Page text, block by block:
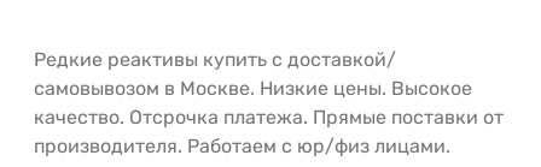
Редкие реактивы купить с доставкой/
самовывозом в Москве. Низкие цены. Высокое
качество. Отсрочка платежа. Прямые поставки от
производителя. Работаем с юр/физ лицами.